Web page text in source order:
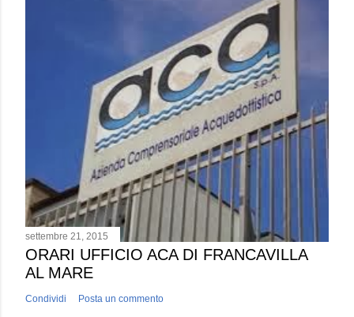
settembre 21, 2015
ORARI UFFICIO ACA DI FRANCAVILLA
AL MARE
Condividi Posta un commento